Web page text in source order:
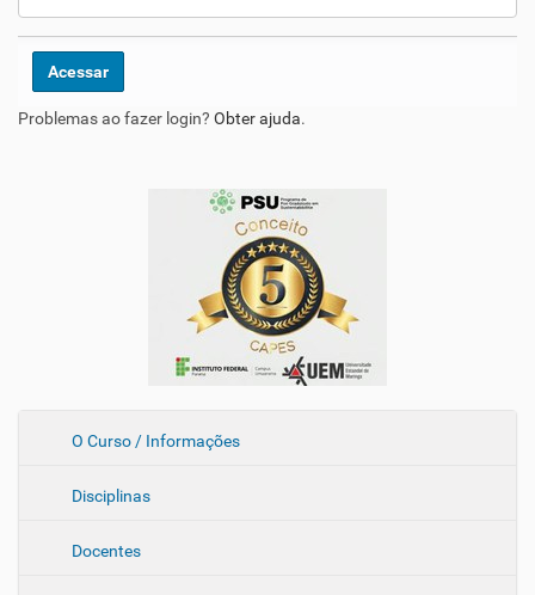
O Curso / Informações
Disciplinas
Docentes
Problemas ao fazer login? Obter ajuda.